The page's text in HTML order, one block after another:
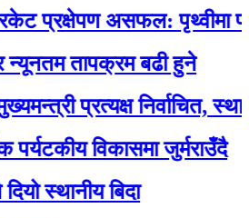
असफल: पृथ्वीमा फर्कने
तापक्रम बढी हुने
प्रत्यक्ष निर्वाचित, स्थानीय
विकासमा जुर्मराउँदै
बिदा